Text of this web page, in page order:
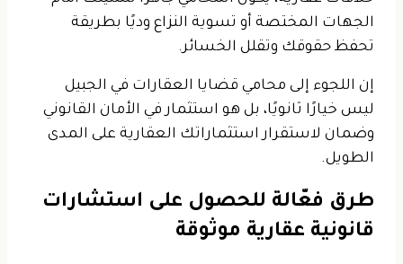
الجهات المختصة أو تسوية النزاع وديًا بطريقة
تحفظ حقوقك وتقلل الخسائر.
إن اللجوء إلى محامي قضايا العقارات في الجبيل
ليس خيارًا ثانويًا، بل هو استثمار في الأمان القانوني
وضمان لاستقرار استثماراتك العقارية على المدى
الطويل.
طرق فعّالة للحصول على استشارات
قانونية عقارية موثوقة